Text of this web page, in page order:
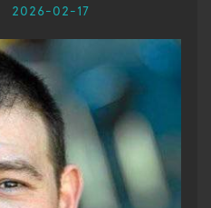
2026-02-17